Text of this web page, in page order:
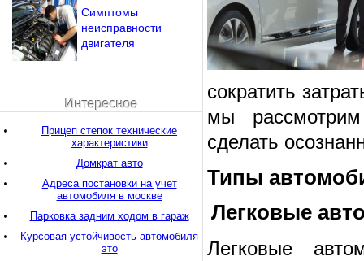
сократить
мы
сделать
Типы
Легковые
Легковые
Симптомы
неисправности
двигателя
Интересное
Прицеп степок технические
характеристики
Домкрат авто
Адреса постановки на учет
автомобиля в москве
Парковка задним ходом в гараж
Курсовая устойчивость автомобиля
это